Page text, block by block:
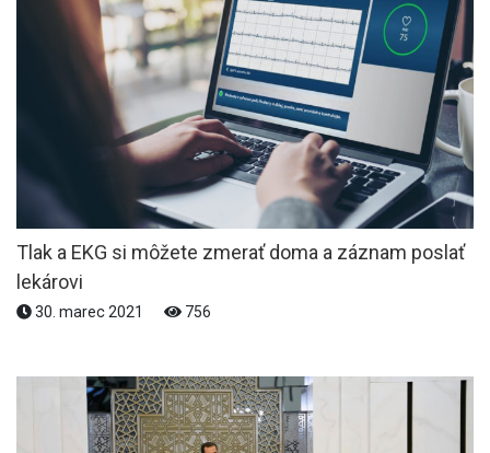
Tlak a EKG si môžete zmerať doma a záznam poslať
lekárovi
30. marec 2021 756